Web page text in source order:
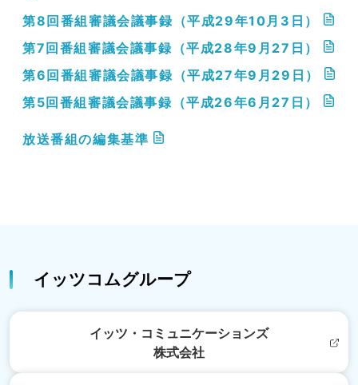
第8回番組審議会議事録（平成29年10月3日）
第7回番組審議会議事録（平成28年9月27日）
第6回番組審議会議事録（平成27年9月29日）
第5回番組審議会議事録（平成26年6月27日）
放送番組の編集基準
イッツコムグループ
イッツ・コミュニケーションズ
株式会社